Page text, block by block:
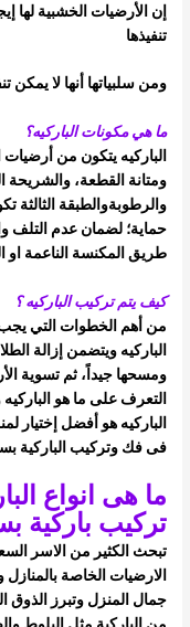
إن الأرضيات الخشبية لها
تنفيذها
ومن سلبياتها أنها لا
ما هي مكونات الباركيه؟
الباركيه يتكون من
ومتانة القطعة، والشريحة
والرطوبةوالطبقة الثالثة
حماية؛ لضمان عدم التلف
طريق المكنسة الناعمة او
كيف يتم تركيب الباركيه ؟
من أهم الخطوات التي يجب
الباركيه ويتضمن إزالة
ومسحهاجيداً، ثم تسوية
التعرف على ما هو
الباركيه هو أفضل إختيار
فى فك وتركيب الباركية
ما هى انواع
تركيب باركية
تبحث الكثير من الاسر
الارضيات الخاصة
جمال المنزلوتبرز الذوق